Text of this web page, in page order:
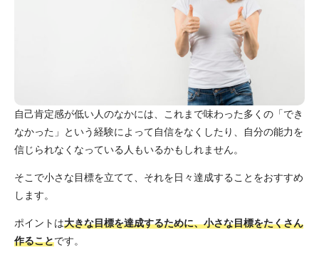
自己肯定感が低い人のなかには、これまで味わった多くの「でき
なかった」という経験によって自信をなくしたり、自分の能力を
信じられなくなっている人もいるかもしれません。
そこで小さな目標を立てて、それを日々達成することをおすすめ
します。
ポイントは大きな目標を達成するために、小さな目標をたくさん
作ることです。